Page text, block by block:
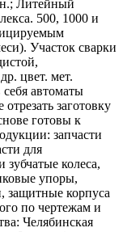
Литейный
500, 1000 и
Участок сварки
цвет. мет.
автоматы
заготовку
готовы к
запчасти
для
колеса,
упоры,
защитные корпуса
по чертежам и
Челябинская